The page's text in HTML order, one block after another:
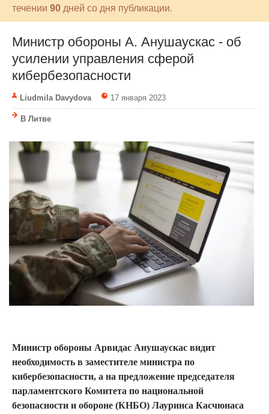
течении 90 дней со дня публикации.
Министр обороны А. Анушаускас - об
усилении управления сферой
кибербезопасности
Liudmila Davydova 17 января 2023
В Литве
Министр обороны Арвидас Анушаускас видит
необходимость в заместителе министра по
кибербезопасности, а на предложение председателя
парламентского Комитета по национальной
безопасности и обороне (КНБО) Лауринса Касчюнаса